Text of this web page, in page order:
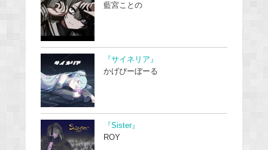
藍宮ことの
『サイネリア』
かげぴーぼーる
『Sister』
ROY